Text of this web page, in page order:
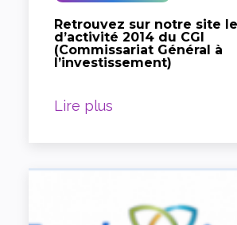
Retrouvez sur notre site
d’activité 2014 du CGI
(Commissariat Général à
l’investissement)
Lire plus